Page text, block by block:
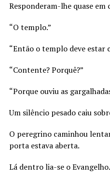
Responderam-lhe quase em
“O templo.”
“Então o templo deve estar
“Contente? Porquê?”
“Porque ouviu as
Um silêncio pesado caiu
O peregrino caminhou
porta estava aberta.
Lá dentro lia-se o Evangelho.